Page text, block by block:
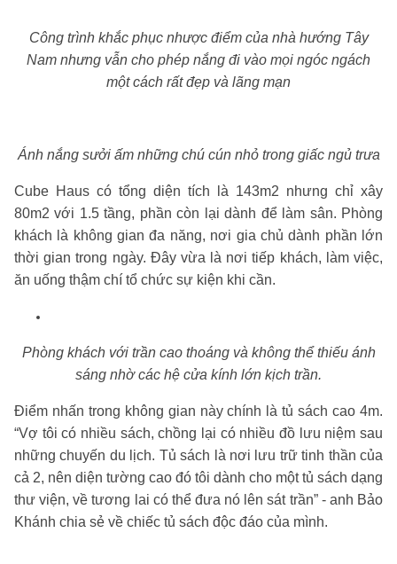
Công trình khắc phục nhược điểm của nhà hướng Tây
Nam nhưng vẫn cho phép nắng đi vào mọi ngóc ngách
một cách rất đẹp và lãng mạn
Ánh nắng sưởi ấm những chú cún nhỏ trong giấc ngủ trưa
Cube Haus có tổng diện tích là 143m2 nhưng chỉ xây
80m2 với 1.5 tầng, phần còn lại dành để làm sân. Phòng
khách là không gian đa năng, nơi gia chủ dành phần lớn
thời gian trong ngày. Đây vừa là nơi tiếp khách, làm việc,
ăn uống thậm chí tổ chức sự kiện khi cần.
Phòng khách với trần cao thoáng và không thể thiếu ánh
sáng nhờ các hệ cửa kính lớn kịch trần.
Điểm nhấn trong không gian này chính là tủ sách cao 4m.
“Vợ tôi có nhiều sách, chồng lại có nhiều đồ lưu niệm sau
những chuyến du lịch. Tủ sách là nơi lưu trữ tinh thần của
cả 2, nên diện tường cao đó tôi dành cho một tủ sách dạng
thư viện, về tương lai có thể đưa nó lên sát trần” - anh Bảo
Khánh chia sẻ về chiếc tủ sách độc đáo của mình.